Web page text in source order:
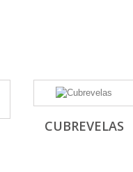
CUBREVELAS